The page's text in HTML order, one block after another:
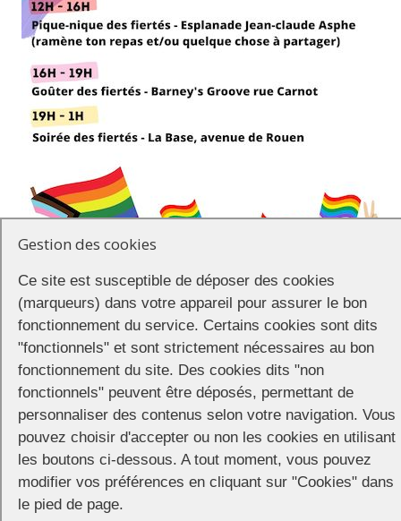
Rendez-vous à partir de 11h45 sur la place Barette (parvis de la
mairie) pour former le cortège qui partira à 12h pour faire un tour
dans les rues de Vernon. Itinéraire :
place barette → rue Carnot → rue d’Albuféra → rue aux Huiliers →
rue Saint-Jacques → rue Carnot → cours du marché aux chevaux
arrivée sur l’esplanade Jean-Claude Asphe où il sera possible de
pique-niquer, et de participer à des ateliers collaboratifs (maquillage,
crochet, …)
Concert pour le goûter.
Gestion des cookies
Ce site est susceptible de déposer des cookies
(marqueurs) dans votre appareil pour assurer le bon
fonctionnement du service. Certains cookies sont dits
"fonctionnels" et sont strictement nécessaires au bon
fonctionnement du site. Des cookies dits "non
fonctionnels" peuvent être déposés, permettant de
personnaliser des contenus selon votre navigation. Vous
pouvez choisir d'accepter ou non les cookies en utilisant
les boutons ci-dessous. A tout moment, vous pouvez
modifier vos préférences en cliquant sur "Cookies" dans
le pied de page.